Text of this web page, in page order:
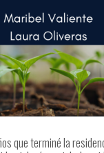
que terminé la